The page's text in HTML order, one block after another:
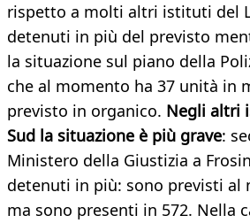
rispetto a molti altri istituti del
detenuti in più del previsto
la situazione sul piano della
che al momento ha 37 unità in
previsto in organico. Negli altri
Sud la situazione è più grave:
Ministero della Giustizia a
detenuti in più: sono previsti al
ma sono presenti in 572. Nella